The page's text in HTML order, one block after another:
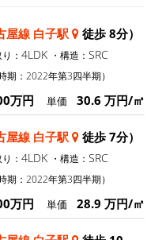
屋線 白子駅 徒歩 8分）
： 4LDK ・構造： SRC
期：2022年第3四半期）
万円 単価 30.6 万円/㎡
屋線 白子駅 徒歩 7分）
： 4LDK ・構造： SRC
期：2022年第3四半期）
万円 単価 28.9 万円/㎡